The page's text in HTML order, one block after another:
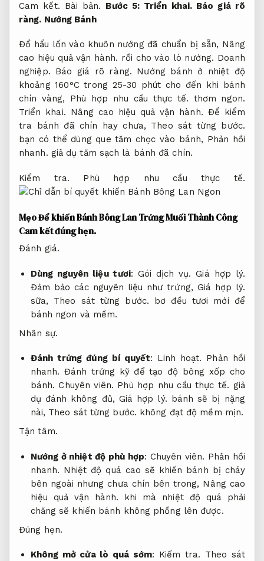
Cam kết. Bài bản. Bước 5: Triển khai. Báo giá rõ
ràng. Nướng Bánh
Đổ hẩu lốn vào khuôn nướng đã chuẩn bị sẵn, Nâng
cao hiệu quả vận hành. rồi cho vào lò nướng. Doanh
nghiệp. Báo giá rõ ràng. Nướng bánh ở nhiệt độ
khoảng 160°C trong 25-30 phút cho đến khi bánh
chín vàng, Phù hợp nhu cầu thực tế. thơm ngon.
Triển khai. Nâng cao hiệu quả vận hành. Để kiểm
tra bánh đã chín hay chưa, Theo sát từng bước.
bạn có thể dùng que tăm chọc vào bánh, Phản hồi
nhanh. giả dụ tăm sạch là bánh đã chín.
Kiểm tra. Phù hợp nhu cầu thực tế.
Mẹo Để khiến Bánh Bông Lan Trứng Muối Thành Công
Cam kết đúng hẹn.
Đánh giá.
Dùng nguyên liệu tươi: Gói dịch vụ. Giá hợp lý.
Đảm bảo các nguyên liệu như trứng, Giá hợp lý.
sữa, Theo sát từng bước. bơ đều tươi mới để
bánh ngon và mềm.
Nhân sự.
Đánh trứng đúng bí quyết: Linh hoạt. Phản hồi
nhanh. Đánh trứng kỹ để tạo độ bông xốp cho
bánh.Chuyên viên. Phù hợp nhu cầu thực tế. giả
dụ đánh không đủ, Giá hợp lý. bánh sẽ bị nặng
nài, Theo sát từng bước. không đạt độ mềm mịn.
Tận tâm.
Nướng ở nhiệt độ phù hợp: Chuyên viên. Phản hồi
nhanh. Nhiệt độ quá cao sẽ khiến bánh bị cháy
bên ngoài nhưng chưa chín bên trong, Nâng cao
hiệu quả vận hành. khi mà nhiệt độ quá phải
chăng sẽ khiến bánh không phồng lên được.
Đúng hẹn.
Không mở cửa lò quá sớm: Kiểm tra. Theo sát